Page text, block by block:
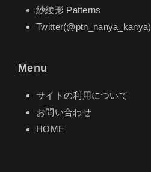
紗綾形 Patterns
Twitter(@ptn_nanya_kanya)
Menu
サイトの利用について
お問い合わせ
HOME